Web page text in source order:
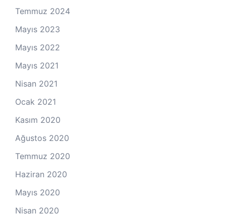
Temmuz 2024
Mayıs 2023
Mayıs 2022
Mayıs 2021
Nisan 2021
Ocak 2021
Kasım 2020
Ağustos 2020
Temmuz 2020
Haziran 2020
Mayıs 2020
Nisan 2020